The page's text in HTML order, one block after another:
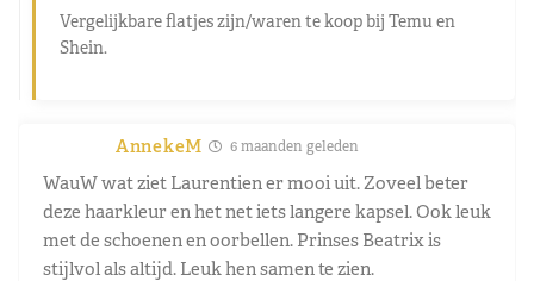
Vergelijkbare flatjes zijn/waren te koop bij Temu en
Shein.
AnnekeM 6 maanden geleden
WauW wat ziet Laurentien er mooi uit. Zoveel beter
deze haarkleur en het net iets langere kapsel. Ook leuk
met de schoenen en oorbellen. Prinses Beatrix is
stijlvol als altijd. Leuk hen samen te zien.